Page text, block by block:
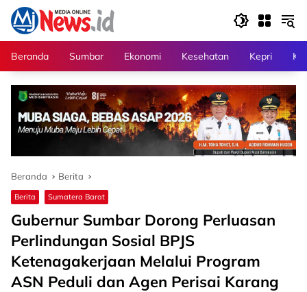
Langsung
konten
Beranda
Sumbar Ekonomi Kesehatan Kepri
Beranda Berita
Berita Sumatera Barat
Gubernur Sumbar Dorong Perluasan
Perlindungan Sosial BPJS
Ketenagakerjaan Melalui Program
ASN Peduli dan Agen Perisai Karang